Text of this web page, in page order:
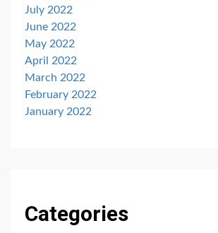
July 2022
June 2022
May 2022
April 2022
March 2022
February 2022
January 2022
Categories